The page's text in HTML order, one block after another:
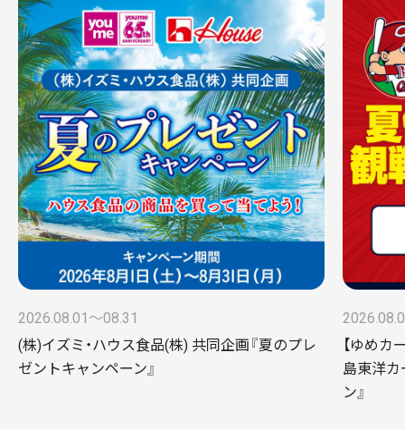
2026.08.01〜08.31
(株)イズミ・ハウス食品(株) 共同企画『夏のプレ
ゼントキャンペーン』
【ゆめカ
島東洋カ
ン』